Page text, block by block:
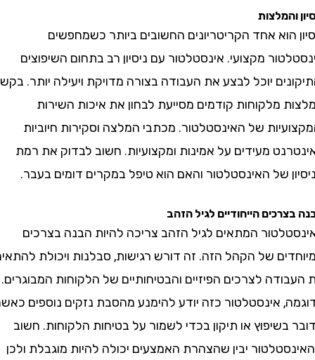
הוא אחד הקריטריונים החשובים ביותר כשמחפשים
מקצועי. אינסטלטור עם ניסיון רב בתחום השיפוצים
יוכל לבצע את העבודה בצורה מדויקת ויעילה יותר. בקשת
מלקוחות קודמים מסייעת לבחון את איכות השירות
של האינסטלטור. מכתבי המלצה וסקירות חיוביות
מעידים על אמינות ומקצועיות. חשוב לבדוק את רמת
של האינסטלטור והאם הוא טיפל במקרים דומים בעבר.
הייחודיים לגיל הזהב
המתאים לגיל הזהב צריכה להיות הבנה בצרכים
של הקהל הזה. זה דורש רגישות, סבלנות ויכולת להתאים
לצרכים הפיזיים והבטיחותיים של הלקוחות המבוגרים.
אינסטלטור כזה יודע להימנע מהסבת נזקים נוספים כאשר
או תיקון בכדי לשמור על בטיחות הלקוחות. חשוב
יבין שהצהרת האמצעים יכולה להיות מוגבלת ולכן